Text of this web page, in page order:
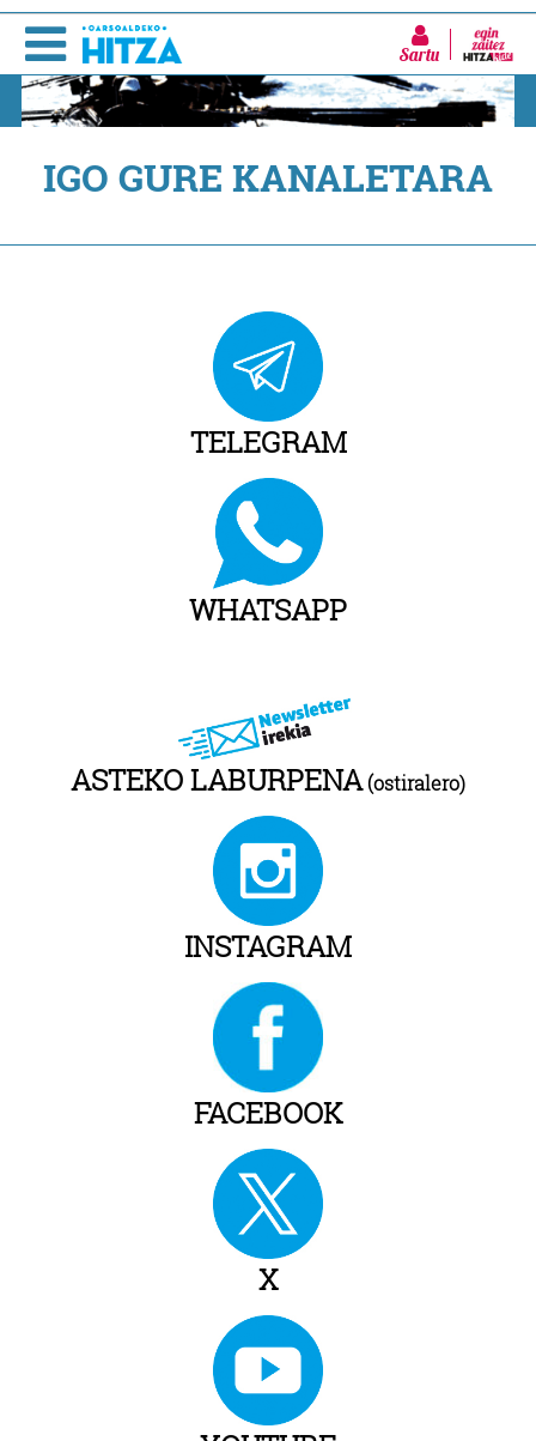
Sartu
IGO GURE KANALETARA
TELEGRAM
WHATSAPP
ASTEKO LABURPENA(ostiralero)
INSTAGRAM
FACEBOOK
X